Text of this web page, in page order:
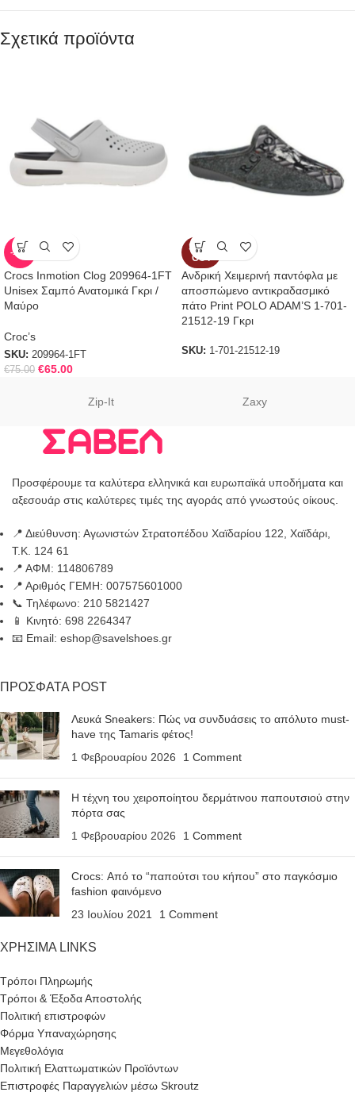
Σχετικά προϊόντα
-13%
Crocs Inmotion Clog 209964-1FT
Unisex Σαμπό Ανατομικά Γκρι /
Μαύρο
Croc’s
SKU: 209964-1FT
€75.00 €65.00
SOLD
OUT
Ανδρική Χειμερινή παντόφλα με
αποσπώμενο αντικραδασμικό
πάτο Print POLO ADAM’S 1-701-
21512-19 Γκρι
SKU: 1-701-21512-19
Zip-It Zaxy
Προσφέρουμε τα καλύτερα ελληνικά και ευρωπαϊκά υποδήματα και
αξεσουάρ στις καλύτερες τιμές της αγοράς από γνωστούς οίκους.
📍 Διεύθυνση: Αγωνιστών Στρατοπέδου Χαϊδαρίου 122, Χαϊδάρι,
Τ.Κ. 124 61
📍 ΑΦΜ: 114806789
📍 Αριθμός ΓΕΜΗ: 007575601000
📞 Τηλέφωνο: 210 5821427
📱 Κινητό: 698 2264347
📧 Email: eshop@savelshoes.gr
ΠΡΟΣΦΑΤΑ POST
Λευκά Sneakers: Πώς να συνδυάσεις το απόλυτο must-
have της Tamaris φέτος!
1 Φεβρουαρίου 2026
1 Comment
Η τέχνη του χειροποίητου δερμάτινου παπουτσιού στην
πόρτα σας
1 Φεβρουαρίου 2026
1 Comment
Crocs: Από το “παπούτσι του κήπου” στο παγκόσμιο
fashion φαινόμενο
23 Ιουλίου 2021
1 Comment
ΧΡΗΣΙΜΑ LINKS
Τρόποι Πληρωμής
Τρόποι & Έξοδα Αποστολής
Πολιτική επιστροφών
Φόρμα Υπαναχώρησης
Μεγεθολόγια
Πολιτική Ελαττωματικών Προϊόντων
Επιστροφές Παραγγελιών μέσω Skroutz